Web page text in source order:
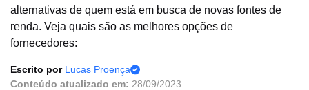
alternativas de quem está em busca de novas fontes de
renda. Veja quais são as melhores opções de
fornecedores:
Escrito por Lucas Proença
Conteúdo atualizado em: 28/09/2023